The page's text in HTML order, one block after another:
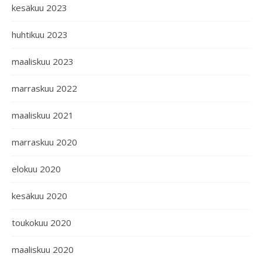
kesäkuu 2023
huhtikuu 2023
maaliskuu 2023
marraskuu 2022
maaliskuu 2021
marraskuu 2020
elokuu 2020
kesäkuu 2020
toukokuu 2020
maaliskuu 2020